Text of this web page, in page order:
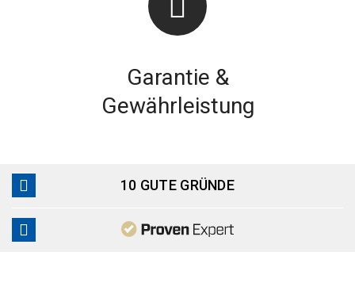
Garantie &
Gewährleistung
10 GUTE GRÜNDE